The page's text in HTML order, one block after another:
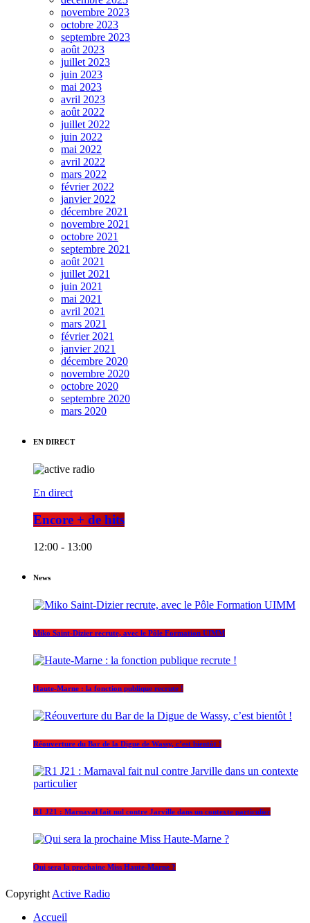
novembre 2023
octobre 2023
septembre 2023
août 2023
juillet 2023
juin 2023
mai 2023
avril 2023
août 2022
juillet 2022
juin 2022
mai 2022
avril 2022
mars 2022
février 2022
janvier 2022
décembre 2021
novembre 2021
octobre 2021
septembre 2021
août 2021
juillet 2021
juin 2021
mai 2021
avril 2021
mars 2021
février 2021
janvier 2021
décembre 2020
novembre 2020
octobre 2020
septembre 2020
mars 2020
EN DIRECT
En direct
Encore + de hits
12:00 - 13:00
News
Miko Saint-Dizier recrute, avec le Pôle Formation UIMM
Haute-Marne : la fonction publique recrute !
Réouverture du Bar de la Digue de Wassy, c’est bientôt !
R1 J21 : Marnaval fait nul contre Jarville dans un contexte particulier
Qui sera la prochaine Miss Haute-Marne ?
CopyrightActive Radio
Accueil